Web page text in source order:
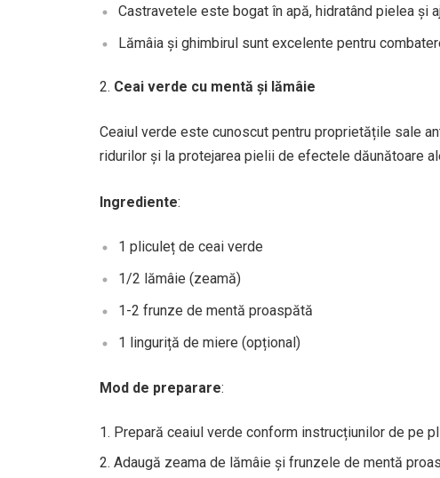
Castravetele este bogat în apă, hidratând pielea și
Lămâia și ghimbirul sunt excelente pentru
Ceai verde cu mentă și lămâie
Ceaiul verde este cunoscut pentru proprietățile sale
ridurilor și la protejarea pielii de efectele dăunătoare
Ingrediente:
1 pliculeț de ceai verde
1/2 lămâie (zeamă)
1-2 frunze de mentă proaspătă
1 linguriță de miere (opțional)
Mod de preparare:
Prepară ceaiul verde conform instrucțiunilor de pe
Adaugă zeama de lămâie și frunzele de mentă